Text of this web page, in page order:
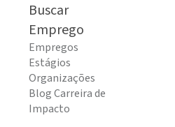
Buscar
Emprego
Empregos
Estágios
Organizações
Blog Carreira de
Impacto